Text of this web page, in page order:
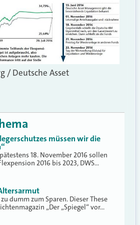
/ Deutsche Asset
müssen wir die
18. November 2016 sollen
2016 bis 2023, DWS…
dumm zum Sparen. Dieser These
„Der „Spiegel“ vor…